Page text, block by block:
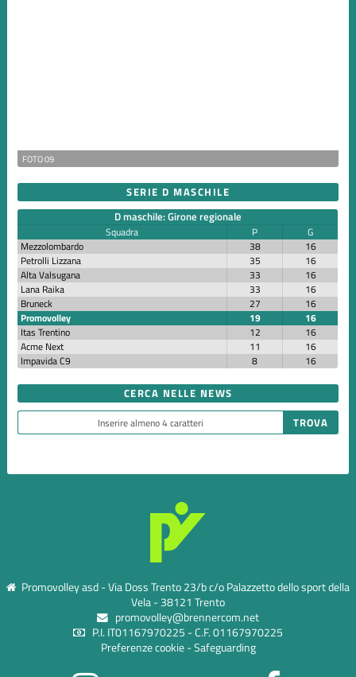
FOTO 09
SERIE D MASCHILE
D maschile: Girone regionale
Squadra P
G
Mezzolombardo
38
16
Petrolli Lizzana
35
16
Alta Valsugana
33
16
Lana Raika
33
16
Bruneck
27
16
Promovolley
19
16
Itas Trentino
12
16
Acme Next
11
16
Impavida C9
8 16
CERCA NELLE NEWS
Promovolley asd - Via Doss Trento 23/b c/o Palazzetto dello sport della
Vela - 38121 Trento
promovolley@brennercom.net
P.I. IT01167970225 - C.F. 01167970225
Preferenze cookie-Safeguarding